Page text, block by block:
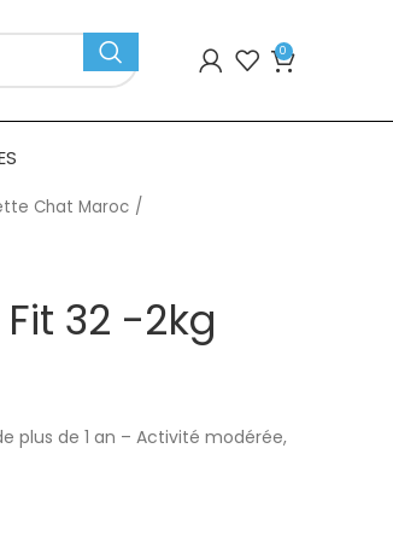
0
Chat Maroc
32 -2kg
plus de 1 an – Activité modérée,